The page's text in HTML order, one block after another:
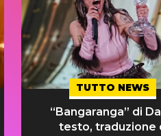
TUTTO NEWS
“Bangaranga” di
testo, traduzione